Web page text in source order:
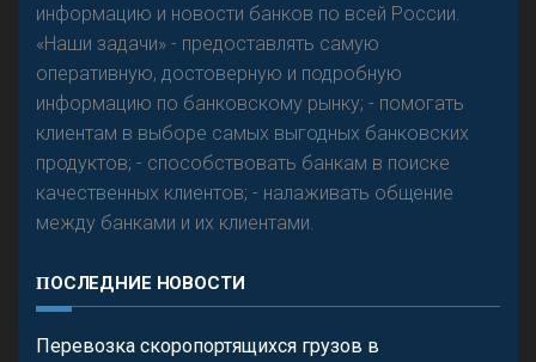
информацию и новости банков по всей России.
«Наши задачи» - предоставлять самую
оперативную, достоверную и подробную
информацию по банковскому рынку; - помогать
клиентам в выборе самых выгодных банковских
продуктов; - способствовать банкам в поиске
качественных клиентов; - налаживать общение
между банками и их клиентами.
ПОСЛЕДНИЕ НОВОСТИ
Перевозка скоропортящихся грузов в